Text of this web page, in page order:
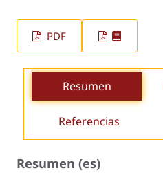
PDF
Resumen
Referencias
Resumen (es)